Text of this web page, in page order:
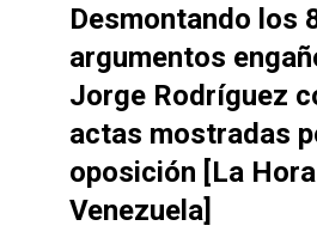
Desmontando los
argumentos
Jorge Rodríguez
actas mostradas
oposición [La
Venezuela]